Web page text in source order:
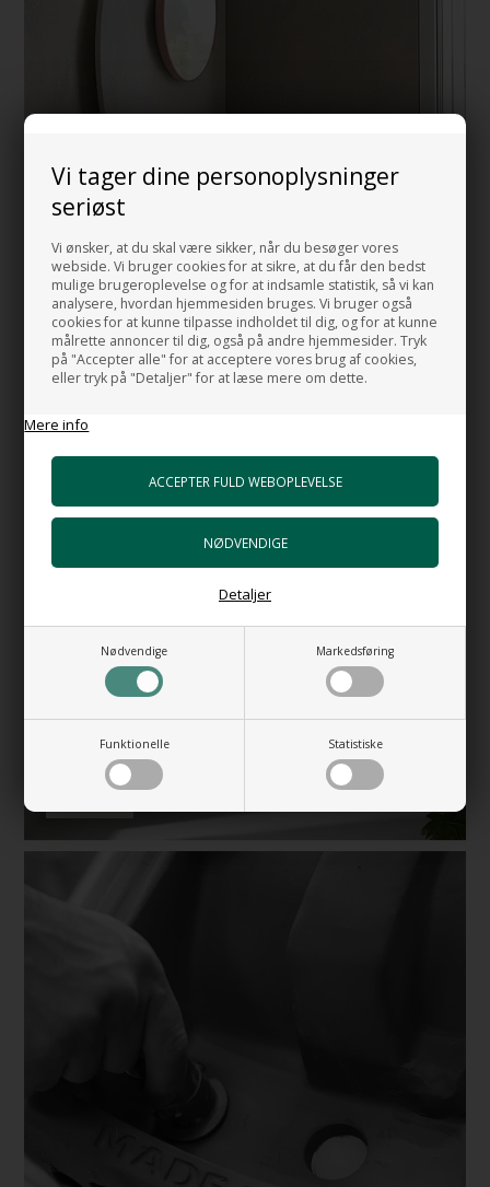
Vi tager dine personoplysninger
seriøst
Vi ønsker, at du skal være sikker, når du besøger vores
webside. Vi bruger cookies for at sikre, at du får den bedst
mulige brugeroplevelse og for at indsamle statistik, så vi kan
analysere, hvordan hjemmesiden bruges. Vi bruger også
cookies for at kunne tilpasse indholdet til dig, og for at kunne
målrette annoncer til dig, også på andre hjemmesider. Tryk
på "Accepter alle" for at acceptere vores brug af cookies,
eller tryk på "Detaljer" for at læse mere om dette.
Mere info
Nødvendige Markedsføring
Funktionelle Statistiske
Detaljer
FARVEDE HÅNDVASKE TIL
BADEVÆRELSET
SHOP NU
BESØG VORES SHOWROOM